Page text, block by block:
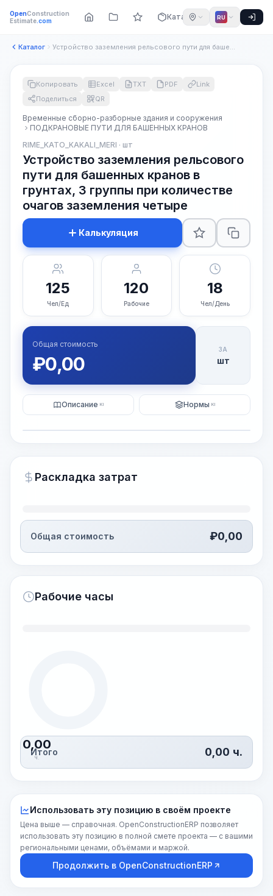
OpenConstruction
Estimate.com Каталог RU
Каталог Устройство заземления рельсового пути для башенных кранов в ...
~15-30 Sek.
Копировать Excel TXT PDF
Link
Поделиться
QR
Временные сборно-разборные здания и сооружения
ПОДКРАНОВЫЕ ПУТИ ДЛЯ БАШЕННЫХ КРАНОВ
RIME_KATO_KAKALI_MERI · шт
Устройство заземления рельсового
пути для башенных кранов в
грунтах, 3 группы при количестве
очагов заземления четыре
Калькуляция
125
Чел/Ед
120
Рабочие
18
Чел/День
Общая стоимость
₽0,00
ЗА
шт
Описание KI Нормы KI
Раскладка затрат
Общая стоимость ₽0,00
Рабочие часы
0,00
ч.
Итого 0,00 ч.
Использовать эту позицию в своём проекте
Цена выше — справочная. OpenConstructionERP позволяет
использовать эту позицию в полной смете проекта — с вашими
региональными ценами, объёмами и маржой.
Продолжить в OpenConstructionERP